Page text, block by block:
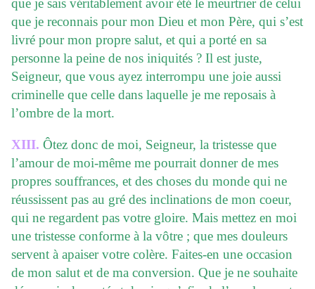
que je sais véritablement avoir été le meurtrier de celui
que je reconnais pour mon Dieu et mon Père, qui s’est
livré pour mon propre salut, et qui a porté en sa
personne la peine de nos iniquités ? Il est juste,
Seigneur, que vous ayez interrompu une joie aussi
criminelle que celle dans laquelle je me reposais à
l’ombre de la mort.
XIII. Ôtez donc de moi, Seigneur, la tristesse que
l’amour de moi-même me pourrait donner de mes
propres souffrances, et des choses du monde qui ne
réussissent pas au gré des inclinations de mon coeur,
qui ne regardent pas votre gloire. Mais mettez en moi
une tristesse conforme à la vôtre ; que mes douleurs
servent à apaiser votre colère. Faites-en une occasion
de mon salut et de ma conversion. Que je ne souhaite